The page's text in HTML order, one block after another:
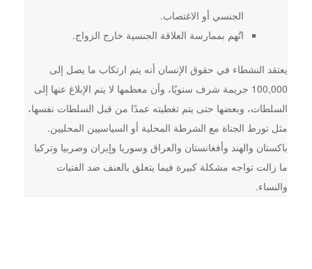
الجنسي أو الاغتصاب.
اتُهم بممارسة العلاقة الجنسية خارج الزواج.
يعتقد النشطاء في حقوق الإنسان أنه يتم ارتكاب ما يصل إلى
100,000 جريمة شرف سنويًا، وأن معظمها لا يتم الإبلاغ عنها إلى
السلطات، وبعضها حتى يتم تغطيته عمدًا من قبل السلطات نفسها،
مثل تورط الجناة مع الشرطة المحلية أو السياسيين المحليين.
باكستان والهند وأفغانستان والعراق وسوريا وإيران وصربيا وتركيا
ما زالت تواجه مشكلة كبيرة فيما يتعلق بالعنف ضد الفتيات
والنساء.